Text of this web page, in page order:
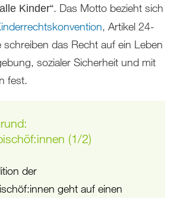
Kinder“. Das Motto bezieht sich
, Artikel 24-
das Recht auf ein Leben
sozialer Sicherheit und mit
fest.
(1/2)
der
geht auf einen